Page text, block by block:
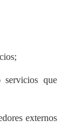
cios;
servicios que
dores externos